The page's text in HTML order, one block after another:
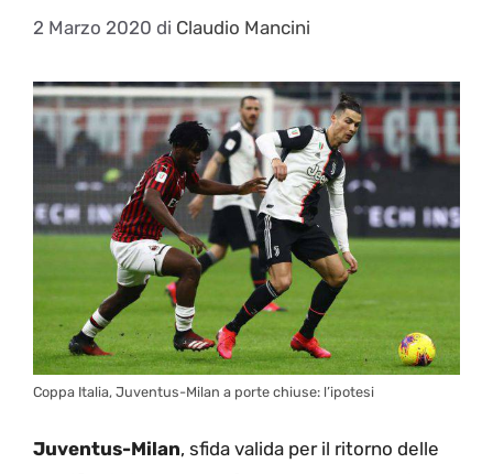
2 Marzo 2020 di Claudio Mancini
Coppa Italia, Juventus-Milan a porte chiuse: l’ipotesi
Juventus-Milan, sfida valida per il ritorno delle